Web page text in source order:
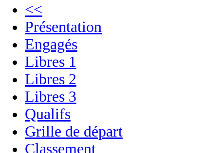
<<
Présentation
Engagés
Libres 1
Libres 2
Libres 3
Qualifs
Grille de départ
Classement